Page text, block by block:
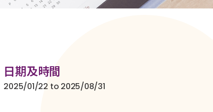
日期及時間
2025/01/22 to 2025/08/31